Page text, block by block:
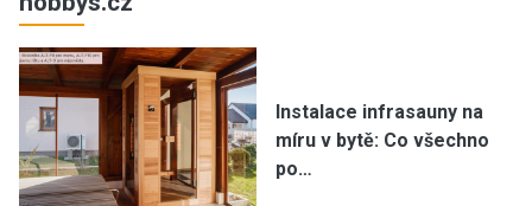
Instalace infrasauny na
míru v bytě: Co všechno
po…